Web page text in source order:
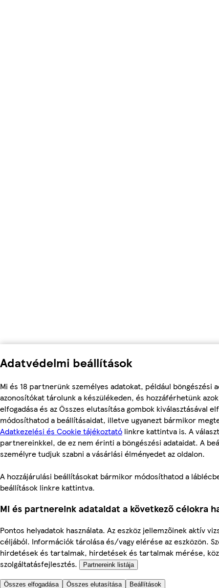
Adatvédelmi beállítások
Mi és 18 partnerünk személyes adatokat, például böngészési
azonosítókat tárolunk a készülékeden, és hozzáférhetünk
elfogadása és az Összes elutasítása gombok kiválasztásával
módosíthatod a beállításaidat, illetve ugyanezt bármikor
Adatkezelési és Cookie tájékoztató linkre kattintva is. A
partnereinkkel, de ez nem érinti a böngészési adataidat. A
személyre tudjuk szabni a vásárlási élményedet az oldalon.
A hozzájárulási beállításokat bármikor módosíthatod a
beállítások linkre kattintva.
Mi és partnereink adataidat a következő célokra
Pontos helyadatok használata. Az eszköz jellemzőinek aktív
céljából. Információk tárolása és/vagy elérése az eszközön.
hirdetések és tartalmak, hirdetések és tartalmak mérése,
szolgáltatásfejlesztés.
Partnereink listája
Összes elfogadása Összes elutasítása Beállítások